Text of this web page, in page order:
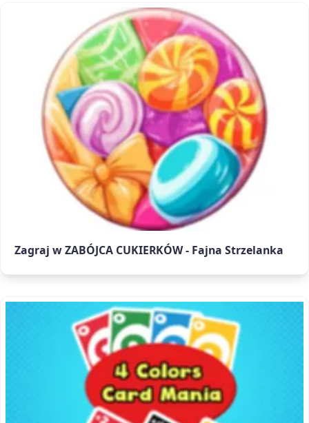
Zagraj w ZABÓJCA CUKIERKÓW - Fajna Strzelanka